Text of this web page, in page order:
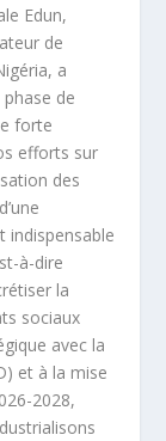
Edun,
de
a
phase de
forte
efforts sur
des
indispensable
à-dire
la
sociaux
avec la
et à la mise
2028,